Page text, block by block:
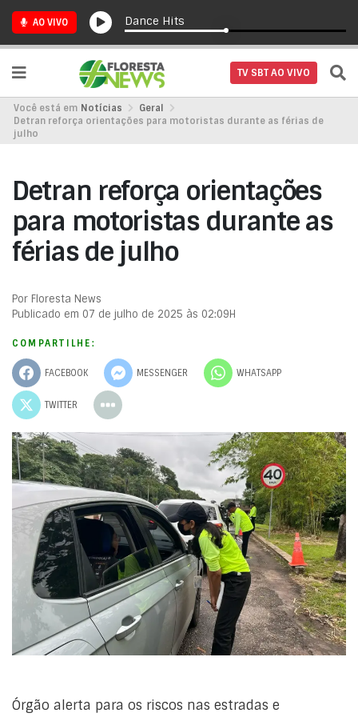
AO VIVO Dance Hits
TV SBT AO VIVO
Você está em Notícias
Geral
Detran reforça orientações para motoristas durante as férias de
julho
Detran reforça orientações
para motoristas durante as
férias de julho
Por Floresta News
Publicado em 07 de julho de 2025 às 02:09H
COMPARTILHE:
FACEBOOK MESSENGER WHATSAPP
TWITTER
Órgão alerta para os riscos nas estradas e